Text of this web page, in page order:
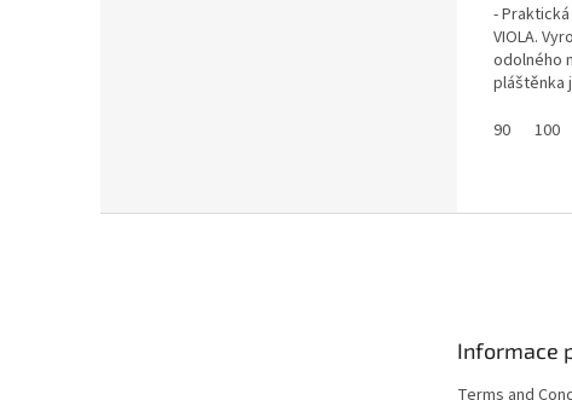
-
VIOLA.
odolného
pláštěnka
90
100
Informace
Terms and